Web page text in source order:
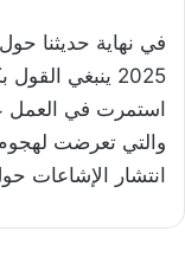
في نهاية حديثنا حول
2025 ينبغي
استمرت في العمل
والتي تعرضت
انتشار الإشاعات